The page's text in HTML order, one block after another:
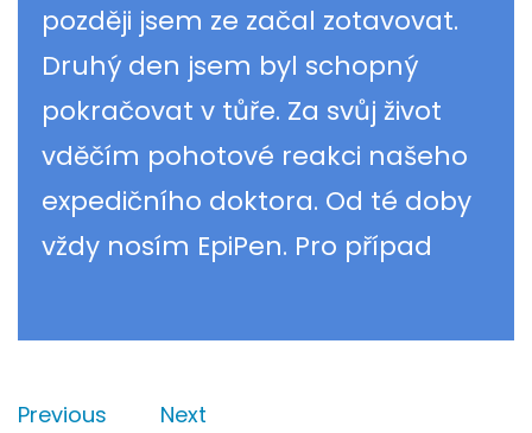
později jsem ze začal zotavovat.
Druhý den jsem byl schopný
pokračovat v tůře. Za svůj život
vděčím pohotové reakci našeho
expedičního doktora. Od té doby
vždy nosím EpiPen. Pro případ
Previous Next